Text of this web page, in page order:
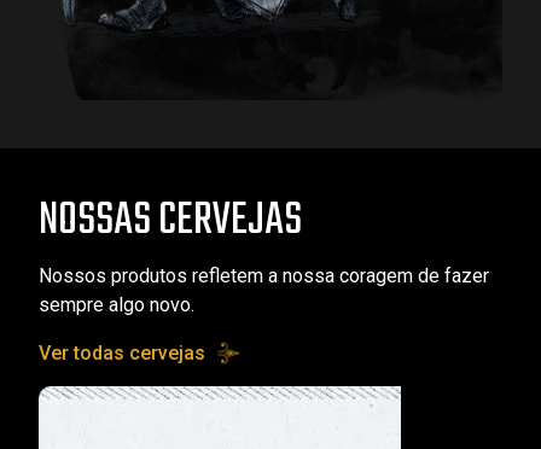
NOSSAS CERVEJAS
Nossos produtos refletem a nossa coragem de fazer
sempre algo novo.
Ver todas cervejas